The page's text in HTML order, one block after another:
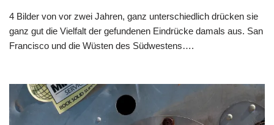
4 Bilder von vor zwei Jahren, ganz unterschiedlich drücken sie
ganz gut die Vielfalt der gefundenen Eindrücke damals aus. San
Francisco und die Wüsten des Südwestens….